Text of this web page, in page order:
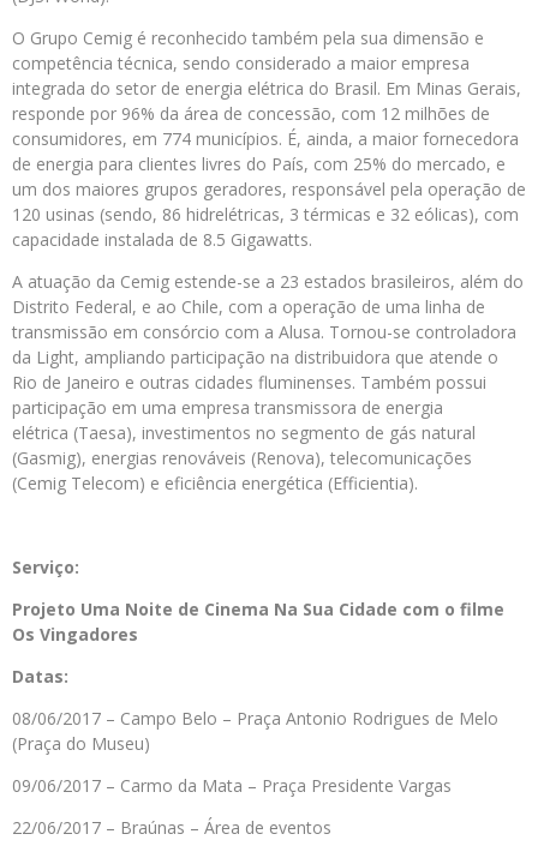
O Grupo Cemig é reconhecido também pela sua dimensão e
competência técnica, sendo considerado a maior empresa
integrada do setor de energia elétrica do Brasil. Em Minas Gerais,
responde por 96% da área de concessão, com 12 milhões de
consumidores, em 774 municípios. É, ainda, a maior fornecedora
de energia para clientes livres do País, com 25% do mercado, e
um dos maiores grupos geradores, responsável pela operação de
120 usinas (sendo, 86 hidrelétricas, 3 térmicas e 32 eólicas), com
capacidade instalada de 8.5 Gigawatts.
A atuação da Cemig estende-se a 23 estados brasileiros, além do
Distrito Federal, e ao Chile, com a operação de uma linha de
transmissão em consórcio com a Alusa. Tornou-se controladora
da Light, ampliando participação na distribuidora que atende o
Rio de Janeiro e outras cidades fluminenses. Também possui
participação em uma empresa transmissora de energia
elétrica (Taesa), investimentos no segmento de gás natural
(Gasmig), energias renováveis (Renova), telecomunicações
(Cemig Telecom) e eficiência energética (Efficientia).
Serviço:
Projeto Uma Noite de Cinema Na Sua Cidade com o filme
Os Vingadores
Datas:
08/06/2017 – Campo Belo – Praça Antonio Rodrigues de Melo
(Praça do Museu)
09/06/2017 – Carmo da Mata – Praça Presidente Vargas
22/06/2017 – Braúnas – Área de eventos